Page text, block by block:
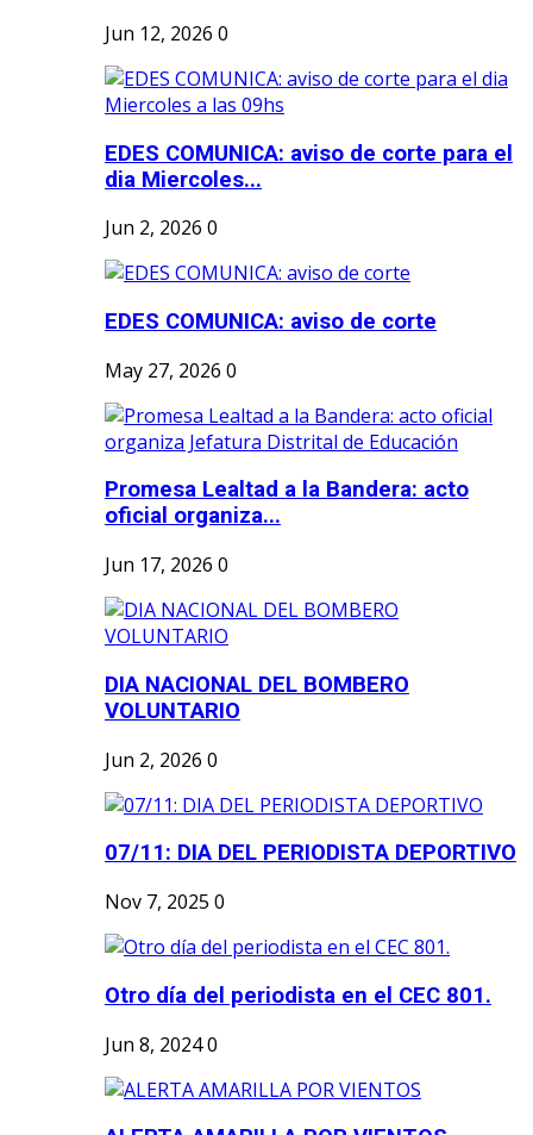
Jun 12, 2026 0
EDES COMUNICA: aviso de corte para el
dia Miercoles...
Jun 2, 2026 0
EDES COMUNICA: aviso de corte
May 27, 2026 0
Promesa Lealtad a la Bandera: acto
oficial organiza...
Jun 17, 2026 0
DIA NACIONAL DEL BOMBERO
VOLUNTARIO
Jun 2, 2026 0
07/11: DIA DEL PERIODISTA DEPORTIVO
Nov 7, 2025 0
Otro día del periodista en el CEC 801.
Jun 8, 20240